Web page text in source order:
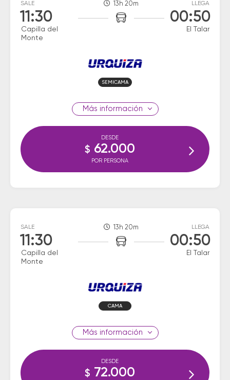
SALE
11:30
Capilla del
Monte
13h 20m LLEGA
00:50
El Talar
SEMICAMA
información
DESDE
$ 62.000
POR PERSONA
SALE
11:30
Capilla del
Monte
13h 20m LLEGA
00:50
El Talar
CAMA
información
DESDE
$ 72.000